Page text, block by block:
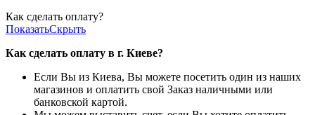
Как сделать оплату?
ПоказатьСкрыть
Как сделать оплату в г. Киеве?
Если Вы из Киева, Вы можете посетить один из наших
магазинов и оплатить свой Заказ наличными или
банковской картой.